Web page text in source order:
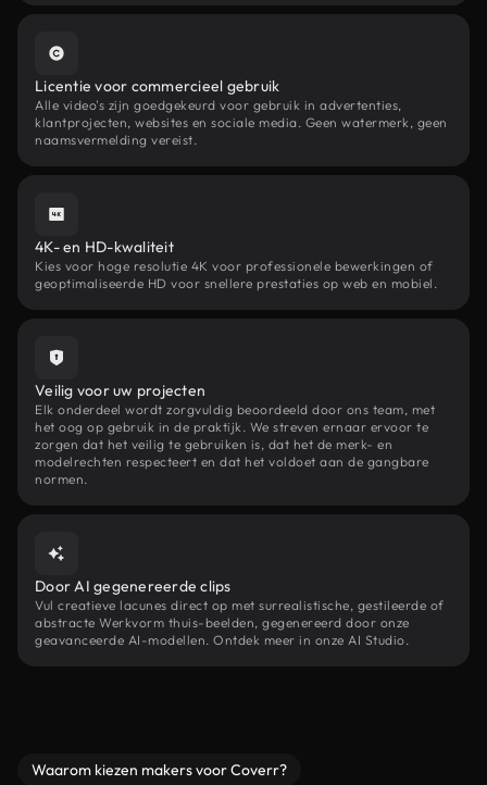
Licentie voor commercieel gebruik
Alle video's zijn goedgekeurd voor gebruik in advertenties,
klantprojecten, websites en sociale media. Geen watermerk, geen
naamsvermelding vereist.
4K- en HD-kwaliteit
Kies voor hoge resolutie 4K voor professionele bewerkingen of
geoptimaliseerde HD voor snellere prestaties op web en mobiel.
Veilig voor uw projecten
Elk onderdeel wordt zorgvuldig beoordeeld door ons team, met
het oog op gebruik in de praktijk. We streven ernaar ervoor te
zorgen dat het veilig te gebruiken is, dat het de merk- en
modelrechten respecteert en dat het voldoet aan de gangbare
normen.
Door AI gegenereerde clips
Vul creatieve lacunes direct op met surrealistische, gestileerde of
abstracte Werkvorm thuis-beelden, gegenereerd door onze
geavanceerde AI-modellen. Ontdek meer in onze AI Studio.
Waarom kiezen makers voor Coverr?